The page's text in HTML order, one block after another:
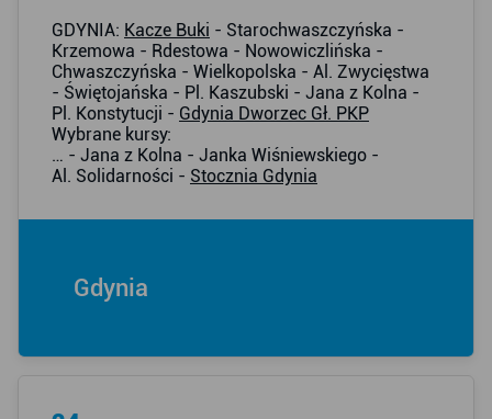
GDYNIA: Kacze Buki - Starochwaszczyńska -
Krzemowa - Rdestowa - Nowowiczlińska -
Chwaszczyńska - Wielkopolska - Al. Zwycięstwa
- Świętojańska - Pl. Kaszubski - Jana z Kolna -
Pl. Konstytucji - Gdynia Dworzec Gł. PKP
Wybrane kursy:
… - Jana z Kolna - Janka Wiśniewskiego -
Al. Solidarności - Stocznia Gdynia
Gdynia